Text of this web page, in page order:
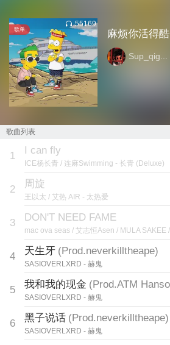
歌单
55169
麻烦你活得
Sup_qig...
歌曲列表
1 I can fly
ICE杨长青 / 连麻Swimming - 长青 (Deluxe)
2 周旋
王以太 / 艾热 AIR - 太热爱
3 DON'T NEED FAME
mac ova seas / 艾志恒Asen / MULA SAKEE
4 天生牙 (Prod.neverkilltheape)
SASIOVERLXRD - 赫鬼
5 我和我的现金 (Prod.ATM
SASIOVERLXRD - 赫鬼
6 黑子说话 (Prod.neverkilltheape)
SASIOVERLXRD - 赫鬼